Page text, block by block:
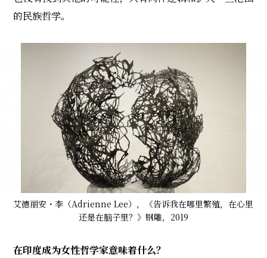
的民族哲学。
艾德丽安・李（Adrienne Lee），《告诉我在哪里繁殖，在心里
还是在脑子里？》钢雕，2019
在印度成为女性哲学家意味着什么？